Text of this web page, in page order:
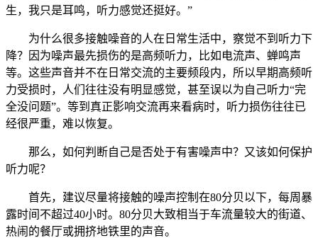
生，我只是耳鸣，听力感觉还挺好。”
为什么很多接触噪音的人在日常生活中，察觉不到听力下
降？因为噪声最先损伤的是高频听力，比如电流声、蝉鸣声
等。这些声音并不在日常交流的主要频段内，所以早期高频听
力受损时，人们往往没有明显感觉，甚至误以为自己听力“完
全没问题”。等到真正影响交流再来看病时，听力损伤往往已
经很严重，难以恢复。
那么，如何判断自己是否处于有害噪声中？又该如何保护
听力呢？
首先，建议尽量将接触的噪声控制在80分贝以下，每周暴
露时间不超过40小时。80分贝大致相当于车流量较大的街道、
热闹的餐厅或拥挤地铁里的声音。